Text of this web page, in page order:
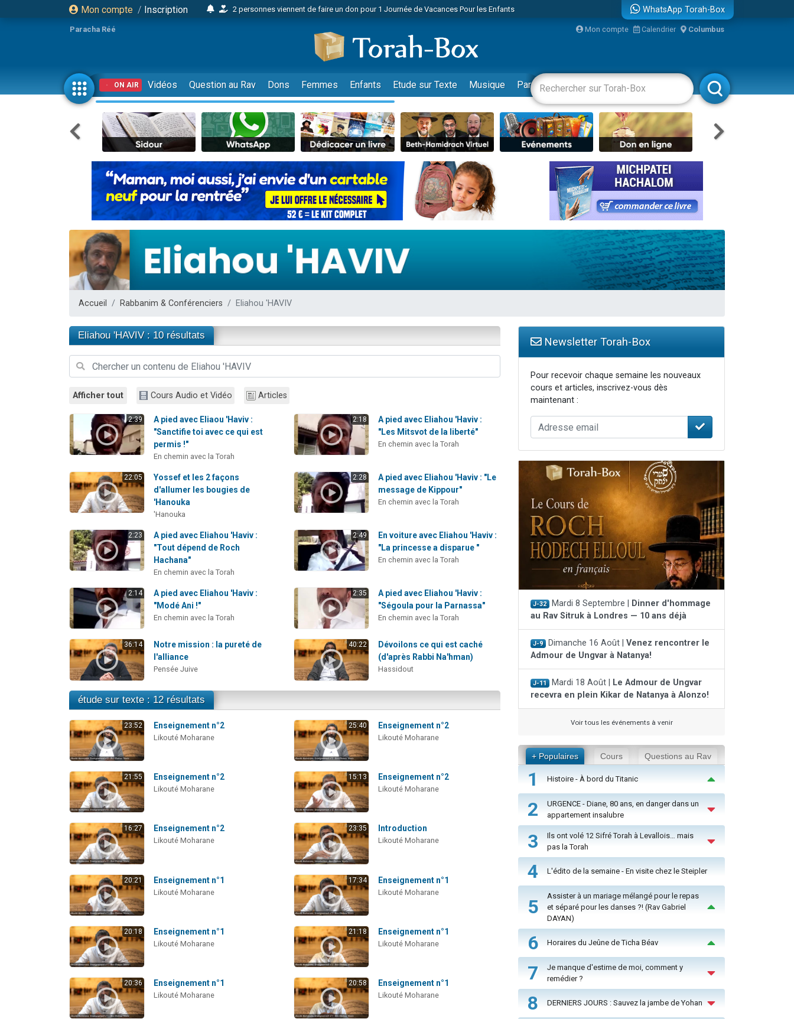
Mon compte / Inscription
17 personnes viennent de demander une bénédiction
Il reste 49 places pour étudier en groupe sur Zoom
23 personnes viennent de faire un don pour Diane, 80 ans, dans un appartement insalubre
Eva vient de donner son Maasser
4 personnes viennent de nous rejoindre sur WhatsApp
3 personnes viennent de nous rejoindre sur WhatsApp
3 personnes viennent de faire un don pour 5 jours de vacances aux Orphelins
Odaya vient de donner son Maasser
2 personnes viennent de nous rejoindre sur WhatsApp
13 personnes viennent de demander une bénédiction
12 nouvelles musiques dans Torah-Box Music
30 personnes viennent de faire un don pour Sauvez la jambe de Yohan
3 personnes viennent de nous rejoindre sur WhatsApp
2 personnes viennent de nous rejoindre sur WhatsApp
3 personnes viennent de nous rejoindre sur WhatsApp
4 personnes viennent de faire un don pour Reloger Rivka, 6 enfants, victime de violences...
2 personnes viennent de faire un don pour 1 Journée de Vacances Pour les Enfants
WhatsApp Torah-Box
Paracha Réé Mon compte Calendrier Columbus
ON AIR Vidéos Question au Rav Dons Femmes Enfants Etude sur Texte Musique Paracha Divertissements Livres Rabbanim
Accueil Rabbanim & Conférenciers Eliahou 'HAVIV
Eliahou 'HAVIV : 10 résultats
Afficher tout Cours Audio et Vidéo Articles
2:39
A pied avec Eliaou 'Haviv :
"Sanctifie toi avec ce qui est
permis !"
En chemin avec la Torah
2:18
A pied avec Eliahou 'Haviv :
"Les Mitsvot de la liberté"
En chemin avec la Torah
22:05
Yossef et les 2 façons
d'allumer les bougies de
'Hanouka
'Hanouka
2:28
A pied avec Eliahou 'Haviv : "Le
message de Kippour"
En chemin avec la Torah
2:23
A pied avec Eliahou 'Haviv :
"Tout dépend de Roch
Hachana"
En chemin avec la Torah
2:49
En voiture avec Eliahou 'Haviv :
"La princesse a disparue "
En chemin avec la Torah
2:14
A pied avec Eliahou 'Haviv :
"Modé Ani !"
En chemin avec la Torah
2:35
A pied avec Eliahou 'Haviv :
"Ségoula pour la Parnassa"
En chemin avec la Torah
36:14
Notre mission : la pureté de
l'alliance
Pensée Juive
40:22
Dévoilons ce qui est caché
(d'après Rabbi Na'hman)
Hassidout
étude sur texte : 12 résultats
23:52 Enseignement n°2
Likouté Moharane
25:40 Enseignement n°2
Likouté Moharane
21:55 Enseignement n°2
Likouté Moharane
15:13 Enseignement n°2
Likouté Moharane
16:27 Enseignement n°2
Likouté Moharane
23:35 Introduction
Likouté Moharane
20:21 Enseignement n°1
Likouté Moharane
17:34 Enseignement n°1
Likouté Moharane
20:18 Enseignement n°1
Likouté Moharane
21:18 Enseignement n°1
Likouté Moharane
20:36 Enseignement n°1
Likouté Moharane
20:58 Enseignement n°1
Likouté Moharane
Newsletter Torah-Box
Pour recevoir chaque semaine les nouveaux
cours et articles, inscrivez-vous dès
maintenant :
J-32 Mardi 8 Septembre |
Dinner d'hommage
au Rav Sitruk à Londres — 10 ans déjà
J-9 Dimanche 16 Août | Venez rencontrer le
Admour de Ungvar à Natanya!
J-11 Mardi 18 Août |
Le Admour de Ungvar
recevra en plein Kikar de Natanya à Alonzo!
Voir tous les événements à venir
+ Populaires Cours Questions au Rav
1 Histoire - À bord du Titanic
2
URGENCE - Diane, 80 ans, en danger dans un
appartement insalubre
3
Ils ont volé 12 Sifré Torah à Levallois… mais
pas la Torah
4 L'édito de la semaine - En visite chez le Steipler
5
Assister à un mariage mélangé pour le repas
et séparé pour les danses ?! (Rav Gabriel
DAYAN)
6 Horaires du Jeûne de Ticha Béav
7
Je manque d'estime de moi, comment y
remédier ?
8 DERNIERS JOURS : Sauvez la jambe de Yohan